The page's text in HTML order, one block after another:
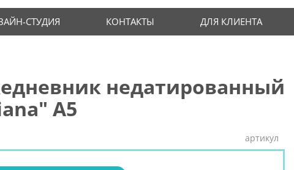
СТУДИЯ КОНТАКТЫ ДЛЯ КЛИЕНТА
недатированный
А5
артикул